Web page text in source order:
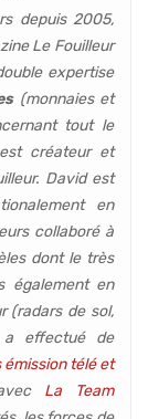
depuis 2005,
Le Fouilleur
expertise
(monnaies et
tout le
créateur et
David est
en
collaboré à
dont le très
également en
(radars de sol,
effectué de
émission télé et
La Team